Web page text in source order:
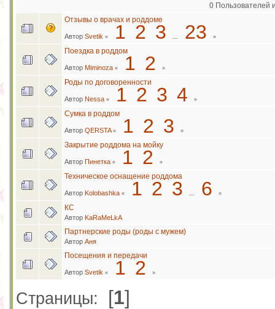
0 Пользователей
Отзывы о врачах и роддоме
Автор Svetik « 1 2 3 23 »
Поездка в роддом
Автор Miminoza « 1 2 »
Роды по договоренности
Автор Nessa « 1 2 3 4 »
Сумка в роддом
Автор QERSTA « 1 2 3 »
Закрытие роддома на мойку
Автор Пинетка « 1 2 »
Техническое оснащение роддома
Автор Kolobashka « 1 2 3 6 »
КС
Автор KaRaMeLkA
Партнерские роды (роды с мужем)
Автор Аня
Посещения и передачи
Автор Svetik « 1 2 »
Страницы: [1]